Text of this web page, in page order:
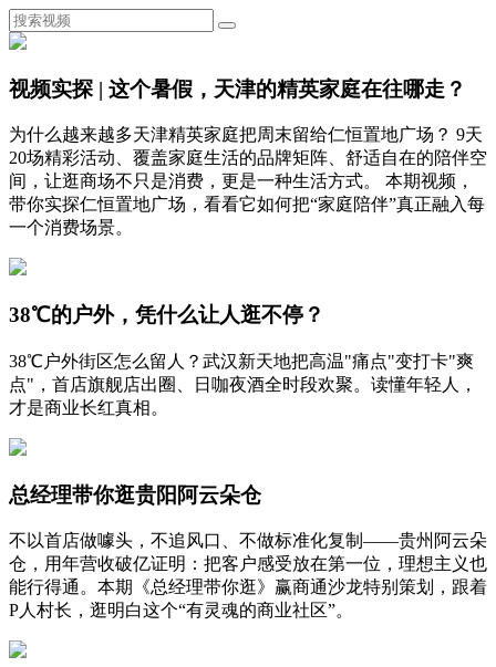
视频实探 | 这个暑假，天津的精英家庭在往哪走？
为什么越来越多天津精英家庭把周末留给仁恒置地广场？ 9天
20场精彩活动、覆盖家庭生活的品牌矩阵、舒适自在的陪伴空
间，让逛商场不只是消费，更是一种生活方式。 本期视频，
带你实探仁恒置地广场，看看它如何把“家庭陪伴”真正融入每
一个消费场景。
38℃的户外，凭什么让人逛不停？
38℃户外街区怎么留人？武汉新天地把高温"痛点"变打卡"爽
点"，首店旗舰店出圈、日咖夜酒全时段欢聚。读懂年轻人，
才是商业长红真相。
总经理带你逛贵阳阿云朵仓
不以首店做噱头，不追风口、不做标准化复制——贵州阿云朵
仓，用年营收破亿证明：把客户感受放在第一位，理想主义也
能行得通。本期《总经理带你逛》赢商通沙龙特别策划，跟着
P人村长，逛明白这个“有灵魂的商业社区”。